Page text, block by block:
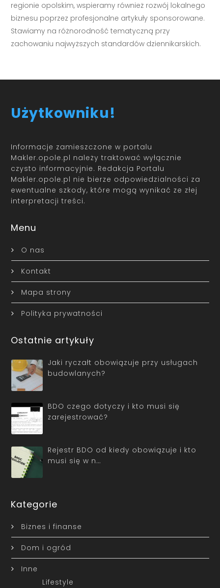
regionie opolskim, wspieramy również rozwój lokalnego
biznesu poprzez profesjonalne artykuły sponsorowane.
Stawiamy na różnorodność tematyczną przy
zachowaniu najwyższych standardów dziennikarskich.
Użytkowniku!
Informacje zamieszczone w portalu
Makler.opole.pl należy traktować wyłącznie
czysto informacyjnie. Redakcja Portalu
Makler.opole.pl nie bierze odpowiedzialności za
ewentualne szkody, które mogą wynikać ze złej
interpretacji treści.
Menu
O nas
Kontakt
Mapa strony
Polityka prywatności
Ostatnie artykuły
Jaki ryczałt obowiązuje przy usługach
budowlanych?
BDO czego dotyczy i kto musi się
zarejestrować?
Rejestr BDO od kiedy obowiązuje i kto
musi się w n…
Kategorie
Biznes i finanse
Dom i ogród
Inne
Lifestyle